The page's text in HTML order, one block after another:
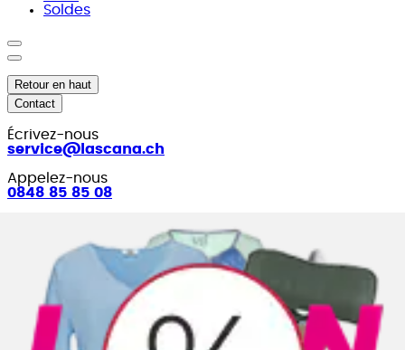
Soldes
Retour en haut
Contact
Écrivez-nous
service@lascana.ch
Appelez-nous
0848 85 85 08
Conseils & astuces
Conseil
Entretien & lavage
Conseil taille